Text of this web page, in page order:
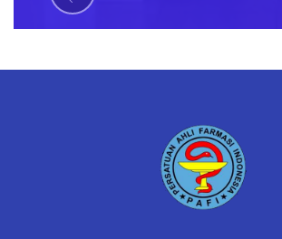
Previous